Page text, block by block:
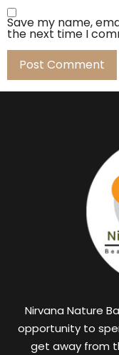
Save my name,
the next time I
Nirvana Nature
opportunity to
get away from